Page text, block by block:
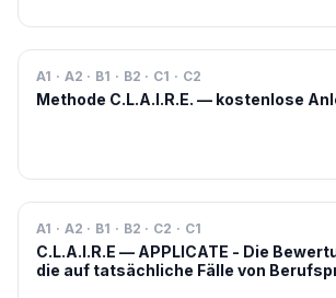
A1 · A2 · B1 · B2 · C1 · C2
Methode C.L.A.I.R.E. — kostenlose
A1 · A2 · B1 · B2 · C2 · C1
C.L.A.I.R.E — APPLICATE - Die
die auf tatsächliche Fälle von